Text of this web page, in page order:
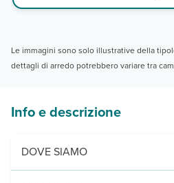
Le immagini sono solo illustrative della
dettagli di arredo potrebbero variare tra
Info e descrizione
DOVE SIAMO